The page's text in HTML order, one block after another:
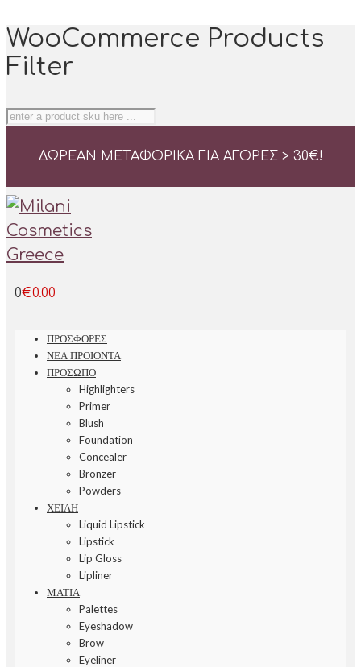
WooCommerce Products
Filter
ΔΩΡΕΑΝ ΜΕΤΑΦΟΡΙΚΑ ΓΙΑ ΑΓΟΡΕΣ > 30€!
0€0.00
ΠΡΟΣΦΟΡΕΣ
ΝΕΑ ΠΡΟΙΟΝΤΑ
ΠΡΟΣΩΠΟ
Highlighters
Primer
Blush
Foundation
Concealer
Bronzer
Powders
ΧΕΙΛΗ
Liquid Lipstick
Lipstick
Lip Gloss
Lipliner
ΜΑΤΙΑ
Palettes
Eyeshadow
Brow
Eyeliner